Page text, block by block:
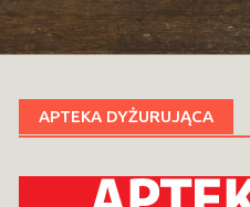
APTEKA DYŻURUJĄCA